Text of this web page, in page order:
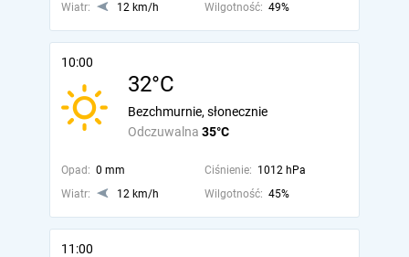
Wiatr:
12 km/h Wilgotność: 49%
10:00
32°C
Odczuwalna 35°C
Bezchmurnie, słonecznie
Opad: 0 mm Ciśnienie: 1012 hPa
Wiatr:
12 km/h Wilgotność: 45%
11:00